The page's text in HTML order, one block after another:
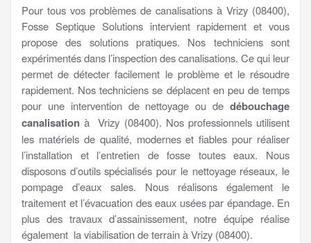
Pour tous vos problèmes de canalisations à Vrizy (08400),
Fosse Septique Solutions intervient rapidement et vous
propose des solutions pratiques. Nos techniciens sont
expérimentés dans l’inspection des canalisations. Ce qui leur
permet de détecter facilement le problème et le résoudre
rapidement. Nos techniciens se déplacent en peu de temps
pour une intervention de nettoyage ou de débouchage
canalisation à Vrizy (08400). Nos professionnels utilisent
les matériels de qualité, modernes et fiables pour réaliser
l’installation et l’entretien de fosse toutes eaux. Nous
disposons d’outils spécialisés pour le nettoyage réseaux, le
pompage d’eaux sales. Nous réalisons également le
traitement et l’évacuation des eaux usées par épandage. En
plus des travaux d’assainissement, notre équipe réalise
également la viabilisation de terrain à Vrizy (08400).